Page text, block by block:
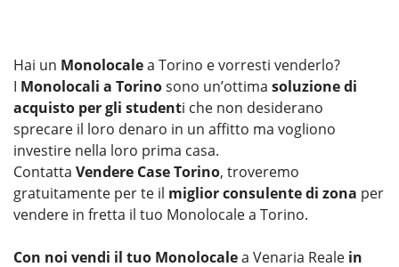
Hai un Monolocalea Torino e vorresti venderlo?
I Monolocali a Torinosono un’ottima soluzione di
acquisto per gli studenti che non desiderano
sprecare il loro denaro in un affitto ma vogliono
investire nella loro prima casa.
Contatta Vendere Case Torino, troveremo
gratuitamente per te il miglior consulente di zona per
vendere in fretta il tuo Monolocale a Torino.
Con noi vendi il tuo Monolocalea Venaria Reale in